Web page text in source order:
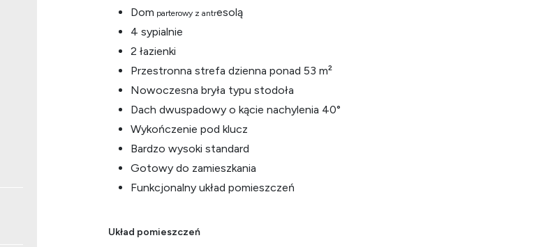
Dom parterowy z antresolą
4 sypialnie
2 łazienki
Przestronna strefa dzienna ponad 53 m²
Nowoczesna bryła typu stodoła
Dach dwuspadowy o kącie nachylenia 40°
Wykończenie pod klucz
Bardzo wysoki standard
Gotowy do zamieszkania
Funkcjonalny układ pomieszczeń
Układ pomieszczeń